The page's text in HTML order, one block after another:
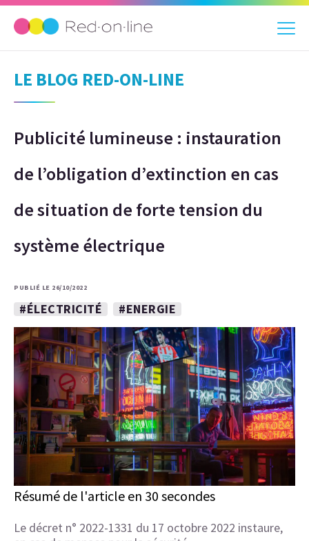
LE BLOG RED-ON-LINE
Publicité lumineuse : instauration
de l’obligation d’extinction en cas
de situation de forte tension du
système électrique
PUBLIÉ LE 26/10/2022
#ÉLECTRICITÉ #ENERGIE
Résumé de l'article en 30 secondes
Le décret n° 2022-1331 du 17 octobre 2022 instaure,